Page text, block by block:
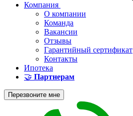
Компания
О компании
Команда
Вакансии
Отзывы
Гарантийный сертификат
Контакты
Ипотека
🤝 Партнерам
Перезвоните мне